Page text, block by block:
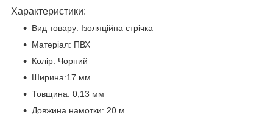
Характеристики:
Вид товару: Ізоляційна стрічка
Матеріал: ПВХ
Колір: Чорний
Ширина:17 мм
Товщина: 0,13 мм
Довжина намотки: 20 м